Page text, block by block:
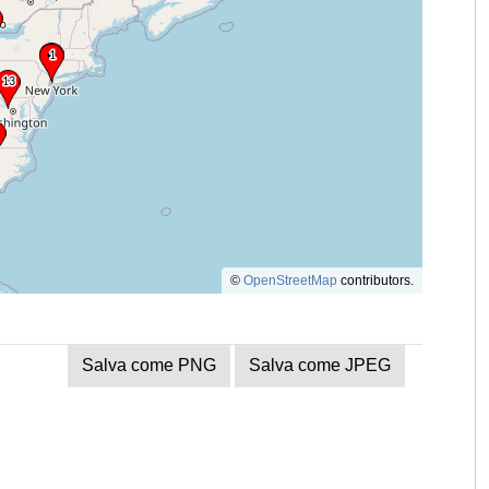
© OpenStreetMap contributors.
Salva come PNG Salva come JPEG